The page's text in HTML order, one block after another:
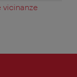
vicinanze